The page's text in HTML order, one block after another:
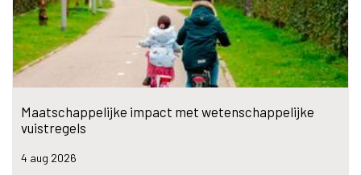
Maatschappelijke impact met wetenschappelijke
vuistregels
4 aug 2026